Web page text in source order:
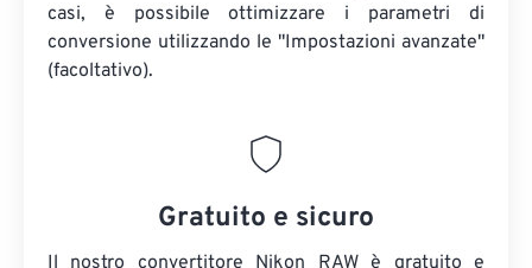
casi, è possibile ottimizzare i parametri di
conversione utilizzando le "Impostazioni avanzate"
(facoltativo).
Gratuito e sicuro